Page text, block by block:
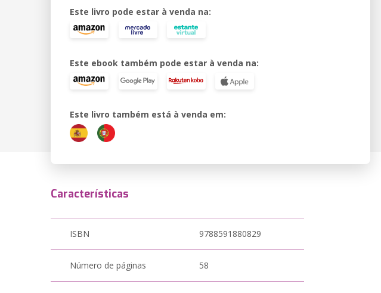
Este livro pode estar à venda na:
Este ebook também pode estar à venda na:
Este livro também está à venda em:
Características
ISBN 9788591880829
Número de páginas 58